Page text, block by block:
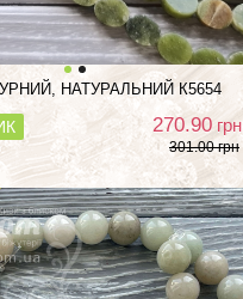
НАТУРАЛЬНИЙ К5654
270.90 грн
301.00 грн